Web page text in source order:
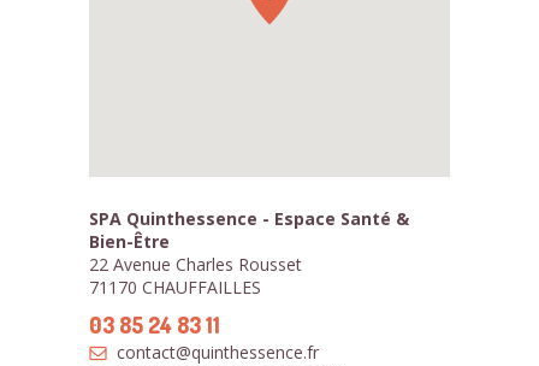
SPA Quinthessence - Espace Santé &
Bien-Être
22 Avenue Charles Rousset
71170 CHAUFFAILLES
03 85 24 83 11
contact@quinthessence.fr